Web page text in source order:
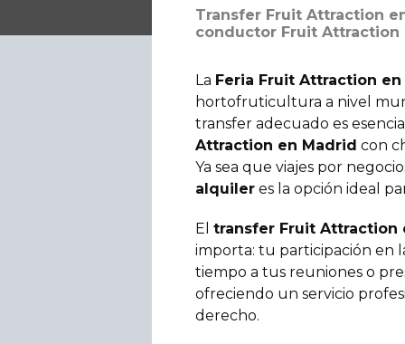
Transfer Fruit Attraction
conductor Fruit Attraction
La Feria Fruit Attraction
hortofruticultura a nivel
transfer adecuado es
Attraction en Madrid con
Ya sea que viajes por
alquiler es la opción ideal
El transfer Fruit Attraction
importa: tu participación en
tiempo a tus reuniones o
ofreciendo un servicio
derecho.